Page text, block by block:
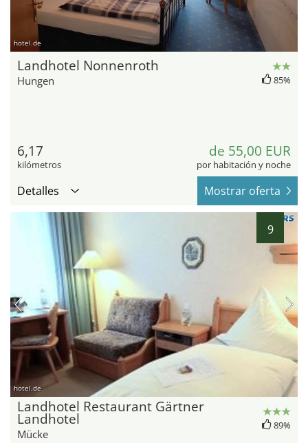
hotel.de
Landhotel Nonnenroth
Hungen 85%
6,17
kilómetros
de 55,00 EUR
por habitación y noche
Detalles Mostrar oferta
9
hotel.de
Landhotel Restaurant Gärtner
Landhotel
Mücke
89%